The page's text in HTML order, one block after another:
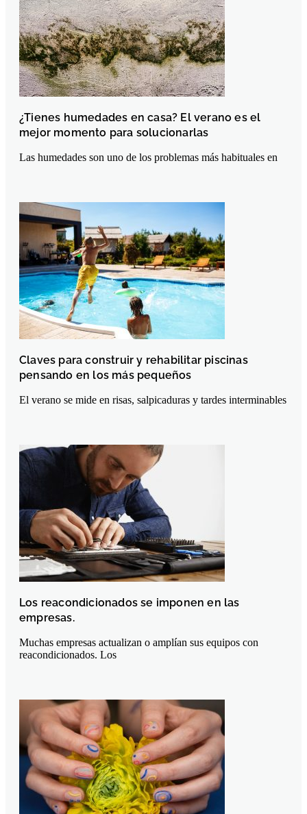
¿Tienes humedades en casa? El verano es el
mejor momento para solucionarlas
Las humedades son uno de los problemas más habituales en
Claves para construir y rehabilitar piscinas
pensando en los más pequeños
El verano se mide en risas, salpicaduras y tardes interminables
Los reacondicionados se imponen en las
empresas.
Muchas empresas actualizan o amplían sus equipos con
reacondicionados. Los